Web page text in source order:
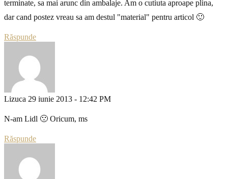
terminate, sa mai arunc din ambalaje. Am o cutiuta aproape plina,
dar cand postez vreau sa am destul "material" pentru articol 🙂
Răspunde
Lizuca 29 iunie 2013 - 12:42 PM
N-am Lidl 🙁 Oricum, ms
Răspunde